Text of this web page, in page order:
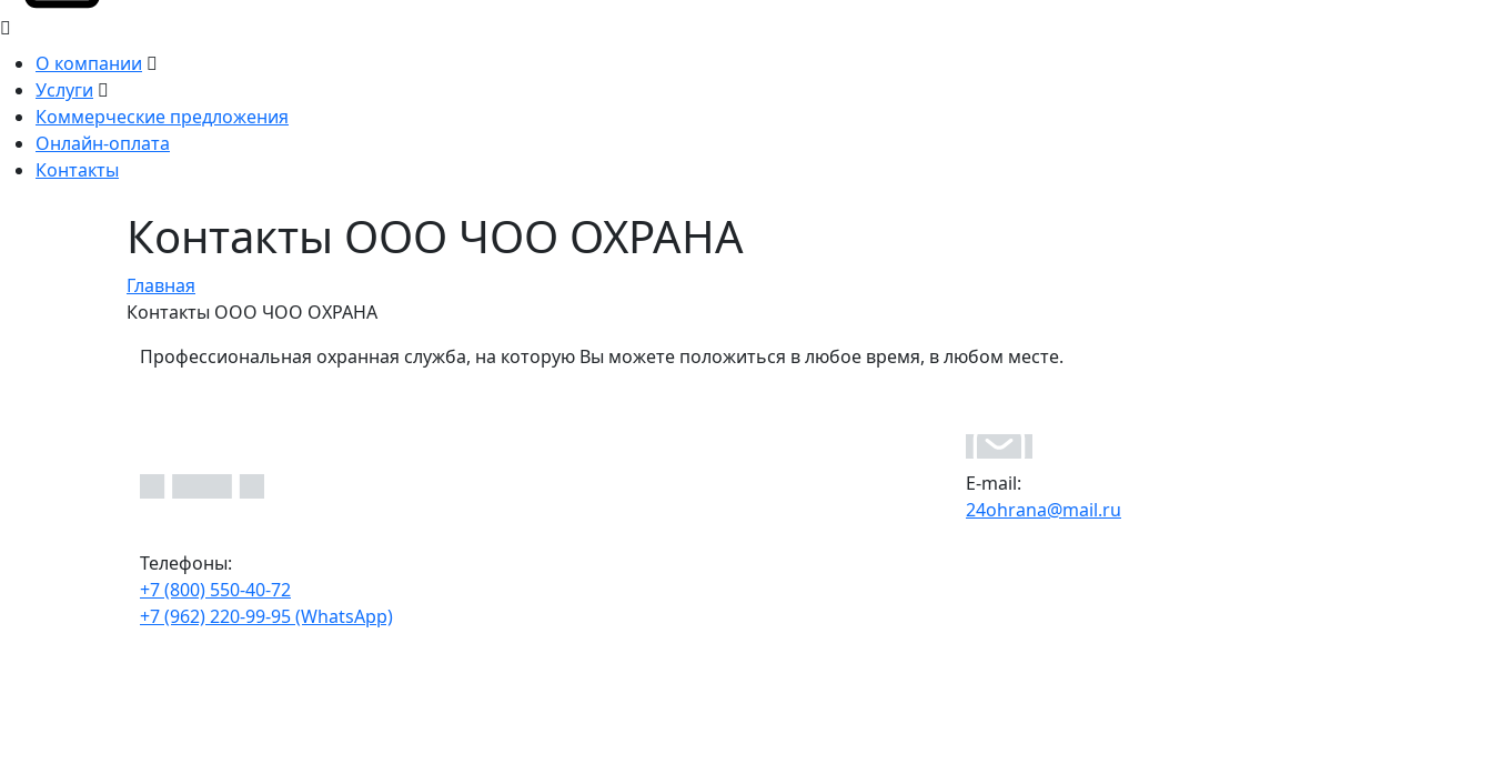
О компании
Услуги
Коммерческие предложения
Онлайн-оплата
Контакты
Контакты ООО ЧОО ОХРАНА
Главная
Контакты ООО ЧОО ОХРАНА
Профессиональная охранная служба, на которую Вы можете положиться в любое время, в любом месте.
Телефоны:
+7 (800) 550-40-72
+7 (962) 220-99-95 (WhatsApp)
E-mail:
24ohrana@mail.ru